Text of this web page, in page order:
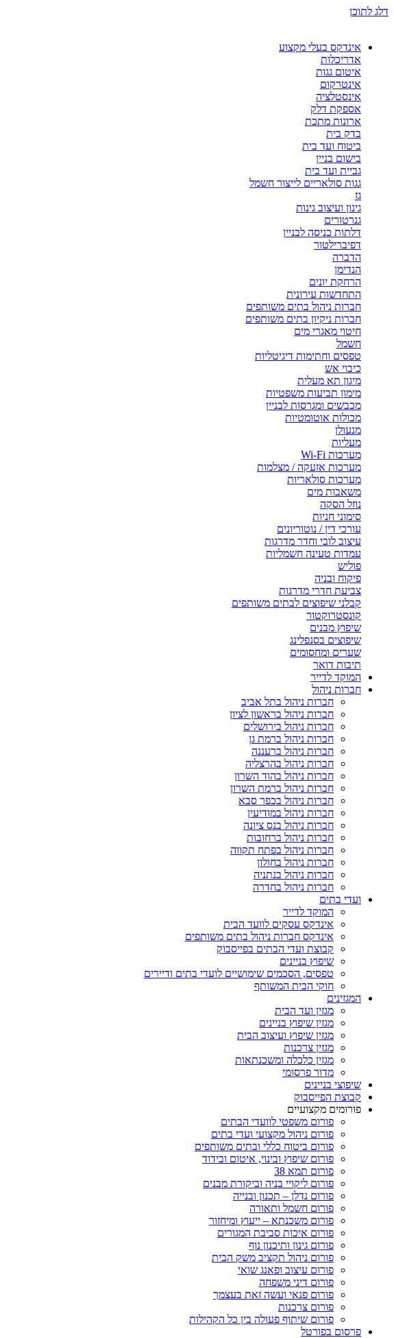
דלג לתוכן
אינדקס בעלי מקצוע
אדריכלות
איטום גגות
אינטרקום
אינסטלציה
אספקת דלק
ארונות מתכת
בדק בית
ביטוח ועד בית
בישום בניין
גביית ועד בית
גגות סולאריים לייצור חשמל
גז
גינון ועיצוב גינות
גנרטורים
דלתות כניסה לבניין
דפיברילטור
הדברה
הנדימן
הרחקת יונים
התחדשות עירונית
חברות ניהול בתים משותפים
חברות ניקיון בתים משותפים
חיטוי מאגרי מים
חשמל
טפסים וחתימות דיגיטליות
כיבוי אש
מיגון תא מעלית
מימון תביעות משפטיות
מכבשים ומגרסות לבניין
מכולות אוטומטיות
מנעולן
מעליות
מערכות Wi-Fi
מערכות אזעקה / מצלמות
מערכות סולאריות
משאבות מים
נוזל הסקה
סימוני חניות
עורכי דין / נוטוריונים
עיצוב לובי וחדר מדרגות
עמדות טעינה חשמליות
פוליש
פיקוח ובניה
צביעת חדרי מדרגות
קבלני שיפוצים לבתים משותפים
קונסטרוקטור
שיפוץ מבנים
שיפוצים בסנפלינג
שערים ומחסומים
תיבות דואר
המוקד לדייר
חברות ניהול
חברות ניהול בתל אביב
חברות ניהול בראשון לציון
חברות ניהול בירושלים
חברות ניהול ברמת גן
חברות ניהול ברעננה
חברות ניהול בהרצליה
חברות ניהול בהוד השרון
חברות ניהול ברמת השרון
חברות ניהול בכפר סבא
חברות ניהול במודיעין
חברות ניהול בנס ציונה
חברות ניהול ברחובות
חברות ניהול בפתח תקווה
חברות ניהול בחולון
חברות ניהול בנתניה
חברות ניהול בחדרה
ועדי בתים
המוקד לדייר
אינדקס עסקים לוועד הבית
אינדקס חברות ניהול בתים משותפים
קבוצת ועדי הבתים בפייסבוק
שיפוץ בניינים
טפסים, הסכמים שימושיים לועדי בתים ודיירים
חוקי הבית המשותף
המגזינים
מגזין ועד הבית
מגזין שיפוץ בניינים
מגזין שיפוץ ועיצוב הבית
מגזין צרכנות
מגזין כלכלה ומשכנתאות
מדור פרסומי
שיפוצי בניינים
קבוצת הפייסבוק
פורומים מקצועיים
פורום משפטי לוועדי הבתים
פורום ניהול מקצועי ועדי בתים
פורום ביטוח כללי ובתים משותפים
פורום שיפוץ ובינוי, איטום ובידוד
פורום תמא 38
פורום ליקויי בניה וביקורת מבנים
פורום נדלן – תכנון ובנייה
פורום חשמל ותאורה
פורום משכנתא – ייעוץ ומיחזור
פורום איכות סביבת המגורים
פורום גינון ותיכנון נוף
פורום ניהול תקציב משק הבית
פורום עיצוב ופאנג שואי
פורום דיני משפחה
פורום פנאי ועשה זאת בעצמך
פורום צרכנות
פורום שיתוף פעולה בין כל הקהילות
פרסום בפורטל